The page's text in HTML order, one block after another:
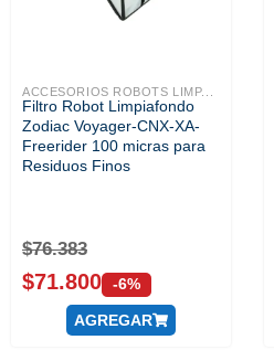
ACCESORIOS ROBOTS LIMP...
Filtro Robot Limpiafondo
Zodiac Voyager-CNX-XA-
Freerider 100 micras para
Residuos Finos
$76.383
$71.800 -6%
AGREGAR